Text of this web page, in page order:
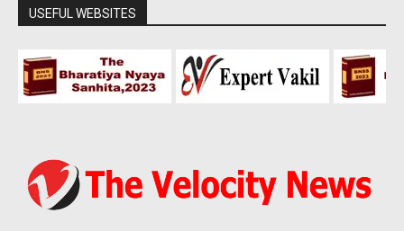
USEFUL WEBSITES